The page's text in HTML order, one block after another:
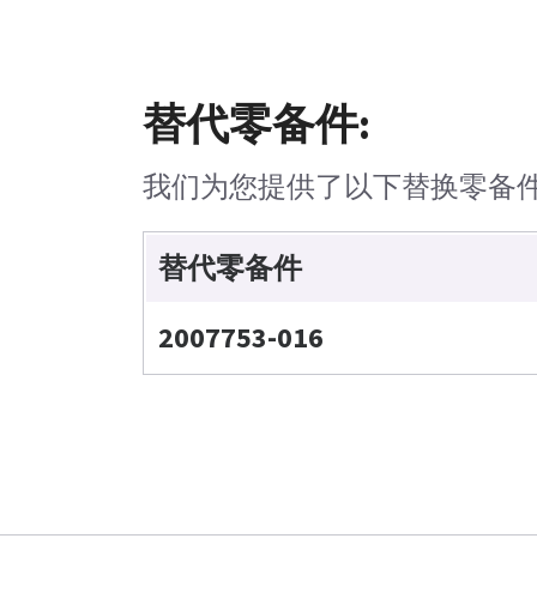
替代零备件:
我们为您提供了以下替换零备
替代零备件
2007753-016